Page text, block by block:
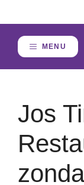
to
content
MENU
Jos